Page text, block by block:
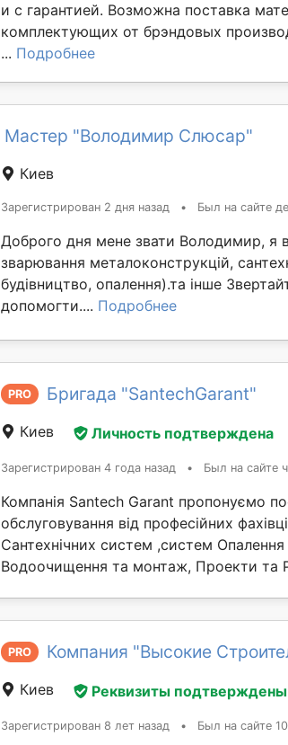
и с гарантией. Возможна поставка
комплектующих от брэндовых
... Подробнее
Мастер "Володимир Слюсар"
Киев
Зарегистрирован 2 дня назад • Был на сайте
Доброго дня мене звати Володимир, я
зварювання металоконструкцій,
будівництво, опалення).та інше
допомогти.... Подробнее
PRO Бригада "SantechGarant"
Киев Личность подтверждена
Зарегистрирован 4 года назад • Был на сайте
Компанія Santech Garant пропонуємо
обслуговування від професійних
Сантехнічних систем ,систем
Водоочищення та монтаж, Проекти та
PRO Компания "Высокие
Киев Реквизиты подтверждены
Зарегистрирован 8 лет назад • Был на сайте